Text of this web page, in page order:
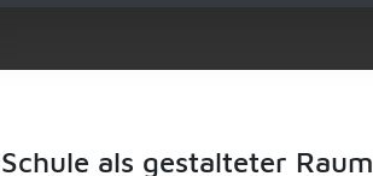
Schule als gestalteter Raum